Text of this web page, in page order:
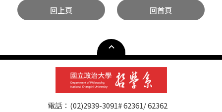
回上頁 回首頁
電話：(02)2939-3091# 62361/ 62362